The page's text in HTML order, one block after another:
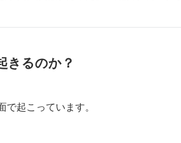
きるのか？
起こっています。